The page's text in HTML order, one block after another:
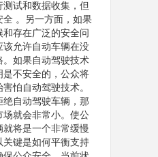
试和数据收集，但
。另一方面，如果
存在广泛的安全问
允许自动车辆在没
如果自动驾驶技术
不安全的，公众将
怕自动驾驶技术。
自动驾驶车辆，那
就会非常小。使公
将是一个非常缓慢
键是如何平衡支持